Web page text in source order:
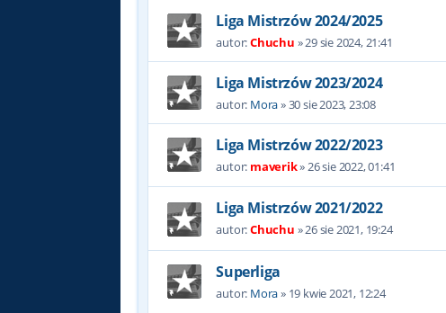
Liga Mistrzów 2024/2025
autor:Chuchu »29 sie 2024, 21:41
Liga Mistrzów 2023/2024
autor: Mora»30 sie 2023, 23:08
Liga Mistrzów 2022/2023
autor: maverik»26 sie 2022, 01:41
Liga Mistrzów 2021/2022
autor:Chuchu »26 sie 2021, 19:24
Superliga
autor: Mora» 19 kwie 2021, 12:24